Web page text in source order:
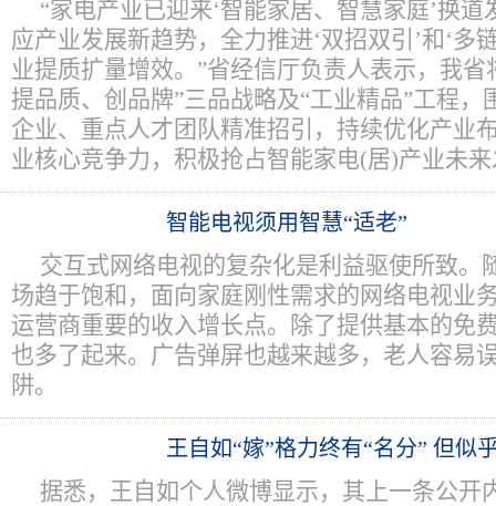
“家电产业已迎来‘智能家居、智慧家庭’换
应产业发展新趋势，全力推进‘双招双引’和‘多
业提质扩量增效。”省经信厅负责人表示，我省
提品质、创品牌”三品战略及“工业精品”工程，
企业、重点人才团队精准招引，持续优化产业
业核心竞争力，积极抢占智能家电(居)产业未
智能电视须用智慧“适老”
交互式网络电视的复杂化是利益驱使所致。
场趋于饱和，面向家庭刚性需求的网络电视业
运营商重要的收入增长点。除了提供基本的免
也多了起来。广告弹屏也越来越多，老人容易
阱。
王自如“嫁”格力终有“名分” 但似
据悉，王自如个人微博显示，其上一条公开